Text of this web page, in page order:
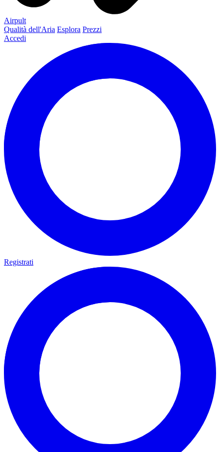
Airpult
Qualità dell'Aria Esplora Prezzi
Accedi
Registrati